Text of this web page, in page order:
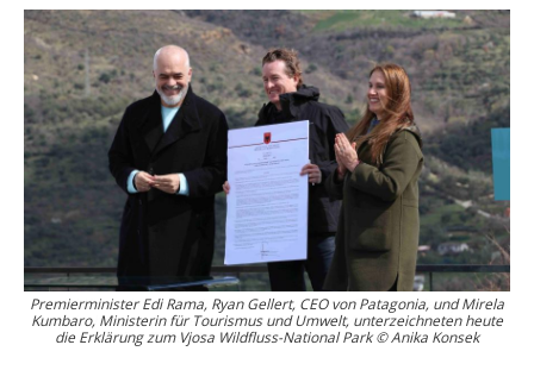
Premierminister Edi Rama, Ryan Gellert, CEO von Patagonia, und Mirela
Kumbaro, Ministerin für Tourismus und Umwelt, unterzeichneten heute
die Erklärung zum Vjosa Wildfluss-National Park © Anika Konsek
Der Wildfluss-Nationalpark schützt das gesamte Flussnetz der Vjosa von
der griechischen Grenze bis zum Adriatischen Meer, einschließlich der
frei fließenden Nebenflüsse. © Anika Konsek